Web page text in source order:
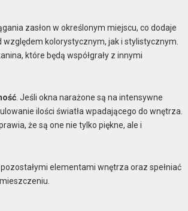
zasłon w określonym miejscu, co dodaje
kolorystycznym, jak i stylistycznym.
które będą współgrały z innymi
. Jeśli okna narażone są na intensywne
ilości światła wpadającego do wnętrza.
że są one nie tylko piękne, ale i
elementami wnętrza oraz spełniać